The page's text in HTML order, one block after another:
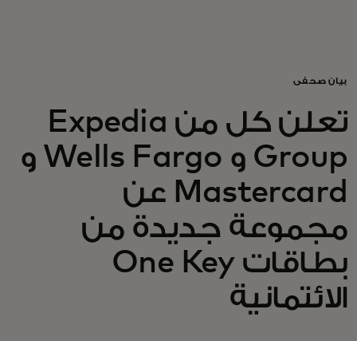
للأعمال
للمجتمع
للمبتكرين
الأخبار و التوجهات
بيان صحفي
تعلن كل من Expedia
Group و Wells Fargo و
Mastercard عن
مجموعة جديدة من
بطاقات One Key
الائتمانية